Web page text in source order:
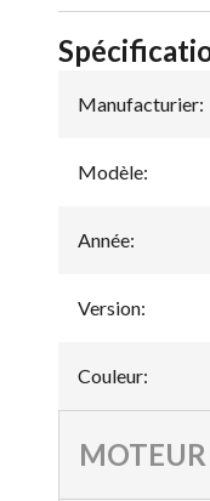
Manufacturier:
Modèle:
Année:
Version:
Couleur: